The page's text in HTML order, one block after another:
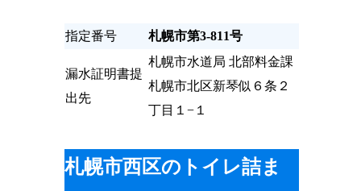
指定番号 札幌市第3-811号
漏水証明書提
出先
札幌市水道局 北部料金課
札幌市北区新琴似６条２
丁目１−１
札幌市西区のトイレ詰ま